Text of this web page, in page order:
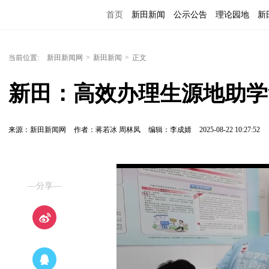
首页 新田新闻 公示公告 理论园地 新
当前位置: 新田新闻网 > 新田新闻 > 正文
新田：高效办理生源地助
来源：新田新闻网 作者：蒋若冰 周林凤 编辑：李成婧 2025-08-22 10:27:52
—分享—